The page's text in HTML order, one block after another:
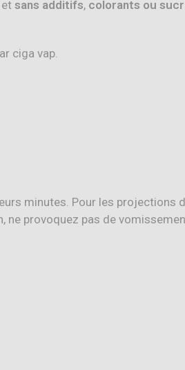
sans additifs, colorants ou
minutes. Pour les projections
ne provoquez pas de